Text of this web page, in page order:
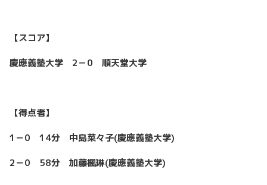
【スコア】
慶應義塾大学 2－0 順天堂大学
【得点者】
1－0 14分 中島菜々子(慶應義塾大学)
2－0 58分 加藤楓琳(慶應義塾大学)